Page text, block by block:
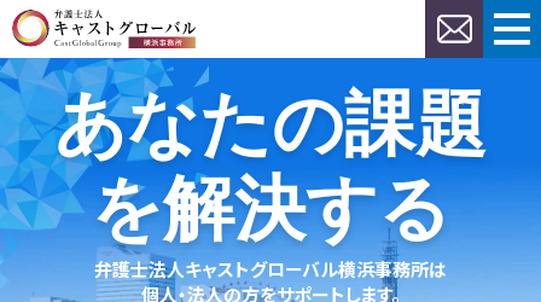
あなたの課題
を解決する
弁護士法人キャストグローバル横浜事務所は
個人・法人の方をサポートします。